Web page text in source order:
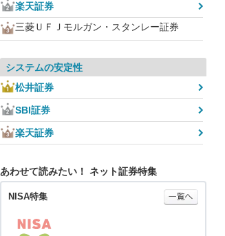
楽天証券
三菱ＵＦＪモルガン・スタンレー証券
システムの安定性
松井証券
SBI証券
楽天証券
あわせて読みたい！ ネット証券特集
NISA特集